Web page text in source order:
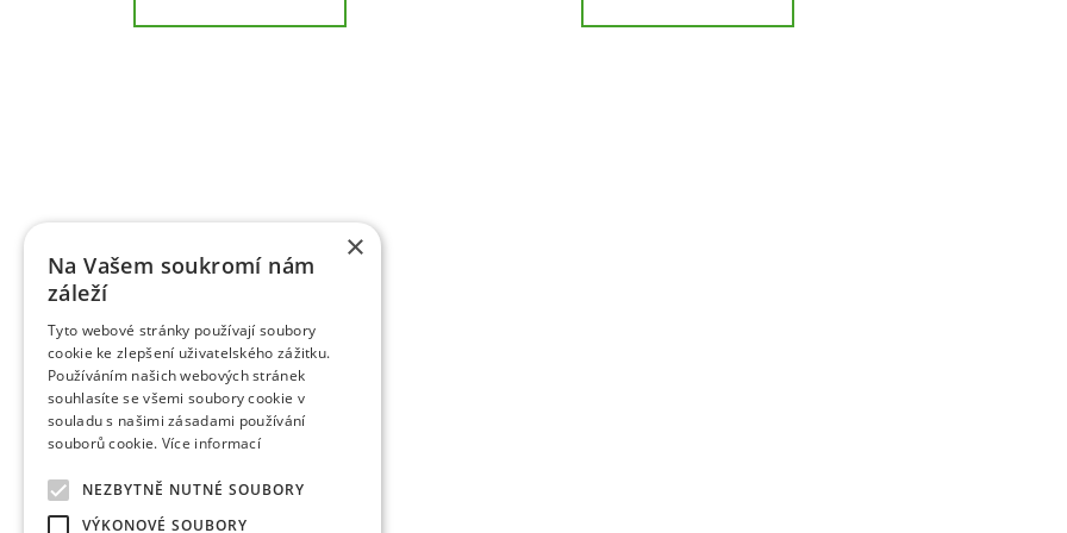
of fruit growing and the breeding of fruit crops continuously for almost seven decades. The
research activity of the institute includes practically all fruit crops that are grown on the
territory of the Czech Republic as market cultures. As part of the solution of research projects
submitted to the Register of Results Information. These are both results of a publishing nature
and applied results. Researchers and scientists publish research results in impacted, peer-
reviewed, as well as in other professional and popular journals. The organization has been
publishing Scientific Work on Fruit Growing for 60 years. The journal publishes original scientific
works from the fruit growing industry. It is a peer-reviewed journal included in the List of peer-
Abstracts/Horticultural Science Abstracts, Plant Breeding Abstracts, AGRIS. The successfully
individual fruit species have been entered and registered, other varieties are still undergoing the
×
Na Vašem soukromí nám
záleží
Tyto webové stránky používají soubory
cookie ke zlepšení uživatelského zážitku.
Používáním našich webových stránek
souhlasíte se všemi soubory cookie v
souladu s našimi zásadami používání
souborů cookie. Více informací
NEZBYTNĚ NUTNÉ SOUBORY
VÝKONOVÉ SOUBORY